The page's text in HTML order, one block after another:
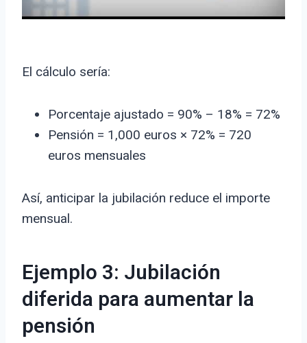
El cálculo sería:
Porcentaje ajustado = 90% – 18% = 72%
Pensión = 1,000 euros × 72% = 720
euros mensuales
Así, anticipar la jubilación reduce el importe
mensual.
Ejemplo 3: Jubilación
diferida para aumentar la
pensión